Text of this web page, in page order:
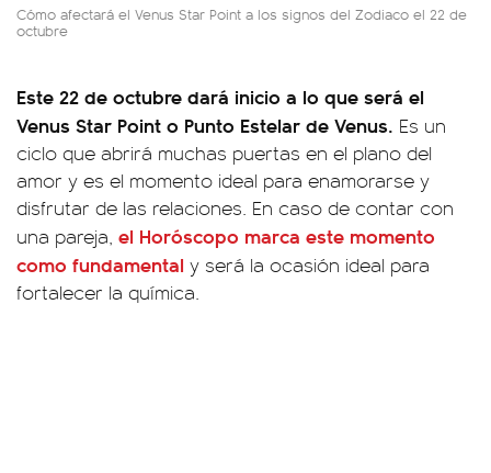
Cómo afectará el Venus Star Point a los signos del Zodiaco el 22 de
octubre
Este 22 de octubre dará inicio a lo que será el
Venus Star Point o Punto Estelar de Venus. Es un
ciclo que abrirá muchas puertas en el plano del
amor y es el momento ideal para enamorarse y
disfrutar de las relaciones. En caso de contar con
una pareja, el Horóscopo marca este momento
como fundamental y será la ocasión ideal para
fortalecer la química.